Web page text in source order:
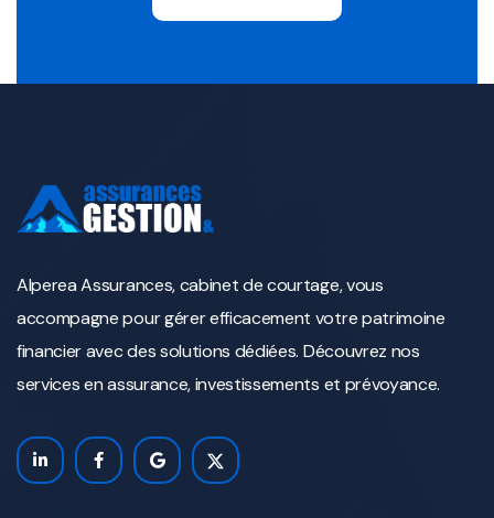
Alperea Assurances, cabinet de courtage, vous
accompagne pour gérer efficacement votre patrimoine
financier avec des solutions dédiées. Découvrez nos
services en assurance, investissements et prévoyance.